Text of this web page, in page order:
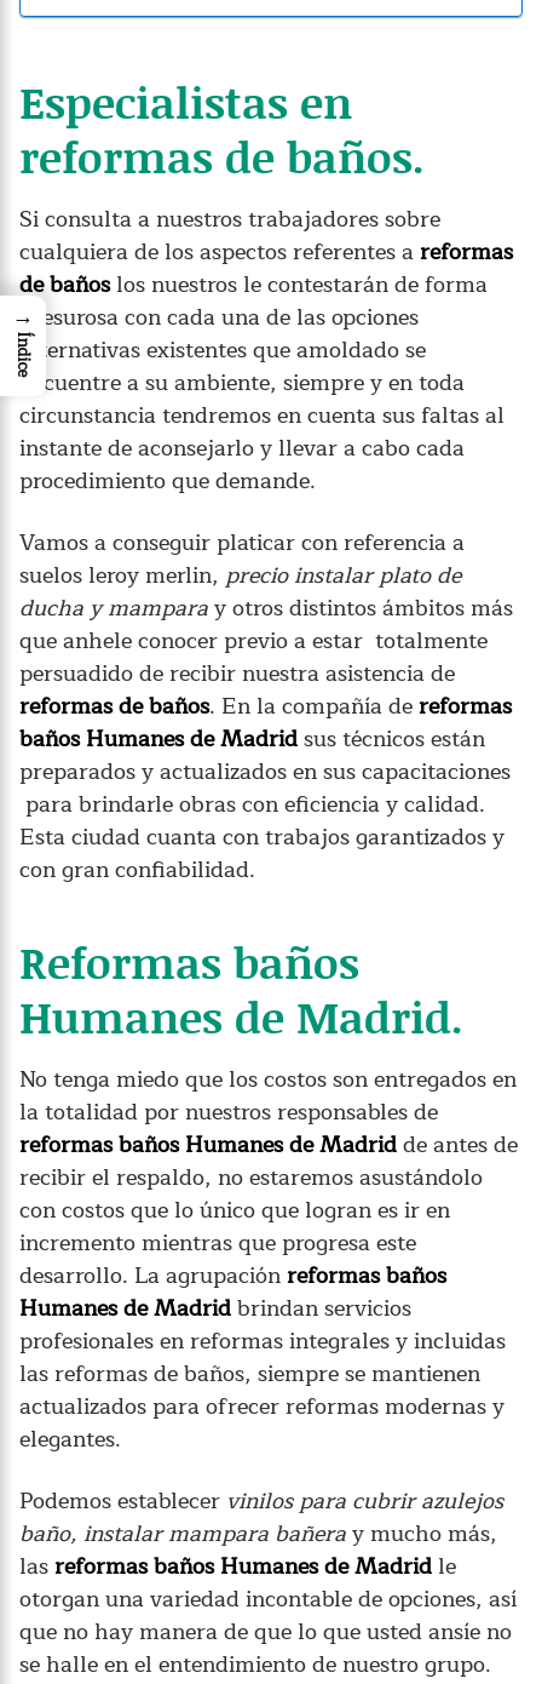
Especialistas en
reformas de baños.
Si consulta a nuestros trabajadores sobre
cualquiera de los aspectos referentes areformas
de bañoslos nuestros le contestarán de forma
presurosa con cada una de las opciones
alternativas existentes que amoldado se
encuentre a su ambiente, siempre y en toda
circunstancia tendremos en cuenta sus faltas al
instante de aconsejarlo y llevar a cabo cada
procedimiento que demande.
Vamos a conseguir platicar con referencia a
suelos leroy merlin, precio instalar plato de
ducha y mamparay otros distintos ámbitos más
que anhele conocer previo a estar totalmente
persuadido de recibir nuestra asistencia de
reformas de baños. En la compañía dereformas
baños Humanes de Madridsus técnicos están
preparados y actualizados en sus capacitaciones
para brindarle obras con eficiencia y calidad.
Esta ciudad cuanta con trabajos garantizados y
con gran confiabilidad.
Reformas baños
Humanes de Madrid.
No tenga miedo que los costos son entregados en
la totalidad por nuestros responsables de
reformas baños Humanes de Madridde antes de
recibir el respaldo, no estaremos asustándolo
con costos que lo único que logran es ir en
incremento mientras que progresa este
desarrollo. La agrupaciónreformas baños
Humanes de Madridbrindan servicios
profesionales en reformas integrales y incluidas
las reformas de baños, siempre se mantienen
actualizados para ofrecer reformas modernas y
elegantes.
Podemos establecer vinilos para cubrir azulejos
baño, instalar mampara bañeray mucho más,
lasreformas baños Humanes de Madrid le
otorgan una variedad incontable de opciones, así
que no hay manera de que lo que usted ansíe no
se halle en el entendimiento de nuestro grupo.
→
Índice